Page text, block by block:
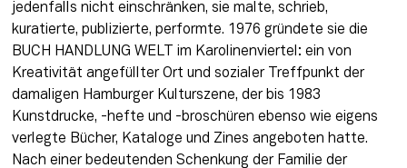
jedenfalls nicht einschränken, sie malte, schrieb,
kuratierte, publizierte, performte. 1976 gründete sie die
BUCH HANDLUNG WELT im Karolinenviertel: ein von
Kreativität angefüllter Ort und sozialer Treffpunkt der
damaligen Hamburger Kulturszene, der bis 1983
Kunstdrucke, -hefte und -broschüren ebenso wie eigens
verlegte Bücher, Kataloge und Zines angeboten hatte.
Nach einer bedeutenden Schenkung der Familie der